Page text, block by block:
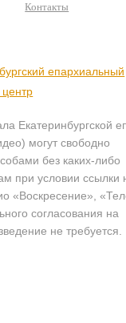
Контакты
епархиальный
Екатеринбургской
могут свободно
без каких-либо
при условии ссылки
«Воскресение»,
согласования на
не требуется.